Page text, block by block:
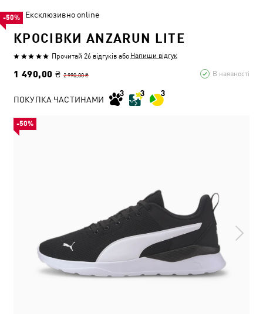
Ексклюзивно online
КРОСІВКИ ANZARUN LITE
Прочитай 26 відгуків або Напиши відгук
1 490,00 ₴ 2 990,00 ₴ В наявності
-50%
ПОКУПКА ЧАСТИНАМИ
-50%